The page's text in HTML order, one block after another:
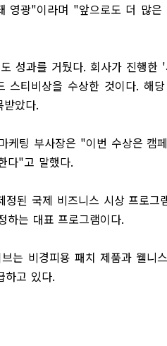
영광"이라며 "앞으로도 더 많
성과를 거뒀다. 회사가 진행한 '
스티비상을 수상한 것이다. 해
받았다.
케팅 부사장은 "이번 수상은 캠
다"고 말했다.
정된 국제 비즈니스 시상 프로그
하는 대표 프로그램이다.
는 비경피용 패치 제품과 웰니
하고 있다.